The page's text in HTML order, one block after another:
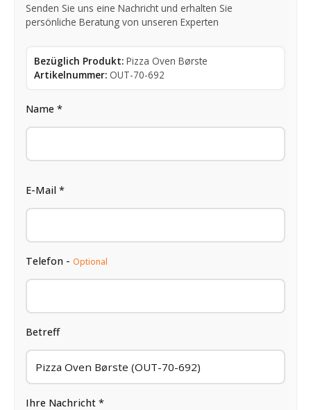
Senden Sie uns eine Nachricht und erhalten Sie
persönliche Beratung von unseren Experten
Bezüglich Produkt: Pizza Oven Børste
Artikelnummer: OUT-70-692
Name *
E-Mail *
Telefon - Optional
Betreff
Ihre Nachricht *